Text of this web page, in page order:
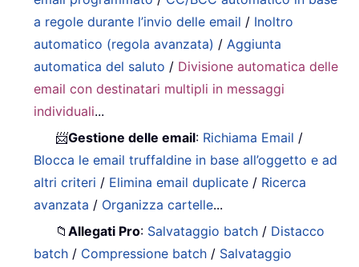
a regole durante l’invio delle email / Inoltro
automatico (regola avanzata) /Aggiunta
automatica del saluto / Divisione automatica delle
email con destinatari multipli in messaggi
individuali...
📨Gestione delle email: Richiama Email /
Blocca le email truffaldine in base all’oggetto e ad
altri criteri / Elimina email duplicate / Ricerca
avanzata / Organizza cartelle...
📁Allegati Pro: Salvataggio batch / Distacco
batch / Compressione batch / Salvataggio